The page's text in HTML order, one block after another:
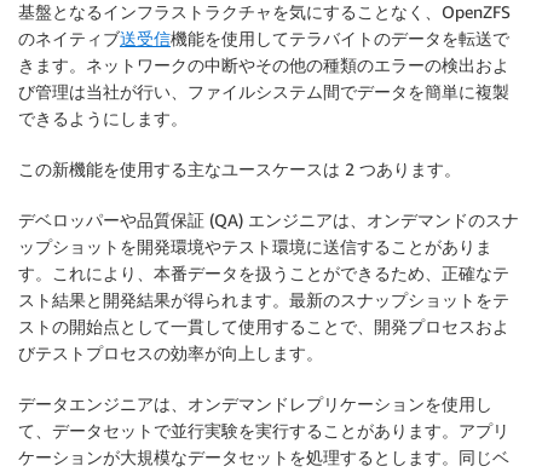
基盤となるインフラストラクチャを気にすることなく、OpenZFS
のネイティブ送受信機能を使用してテラバイトのデータを転送で
きます。ネットワークの中断やその他の種類のエラーの検出およ
び管理は当社が行い、ファイルシステム間でデータを簡単に複製
できるようにします。
この新機能を使用する主なユースケースは 2 つあります。
デベロッパーや品質保証 (QA) エンジニアは、オンデマンドのスナ
ップショットを開発環境やテスト環境に送信することがありま
す。これにより、本番データを扱うことができるため、正確なテ
スト結果と開発結果が得られます。最新のスナップショットをテ
ストの開始点として一貫して使用することで、開発プロセスおよ
びテストプロセスの効率が向上します。
データエンジニアは、オンデマンドレプリケーションを使用し
て、データセットで並行実験を実行することがあります。アプリ
ケーションが大規模なデータセットを処理するとします。同じベ